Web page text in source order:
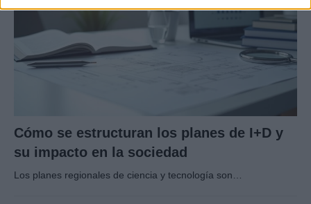
Cómo se estructuran los planes de I+D y
su impacto en la sociedad
Los planes regionales de ciencia y tecnología son…